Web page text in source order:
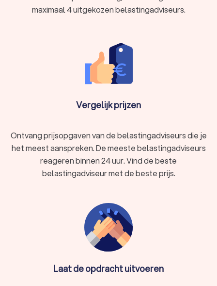
maximaal 4 uitgekozen belastingadviseurs.
Vergelijk prijzen
Ontvang prijsopgaven van de belastingadviseurs die je
het meest aanspreken. De meeste belastingadviseurs
reageren binnen 24 uur. Vind de beste
belastingadviseur met de beste prijs.
Laat de opdracht uitvoeren